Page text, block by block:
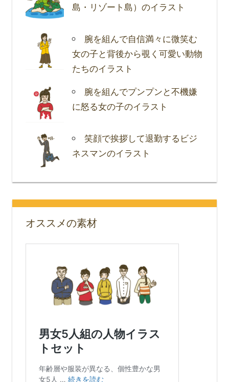
島・リゾート島）のイラスト
腕を組んで自信満々に微笑む
女の子と背後から覗く可愛い動物
たちのイラスト
腕を組んでプンプンと不機嫌
に怒る女の子のイラスト
笑顔で挨拶して退勤するビジ
ネスマンのイラスト
オススメの素材